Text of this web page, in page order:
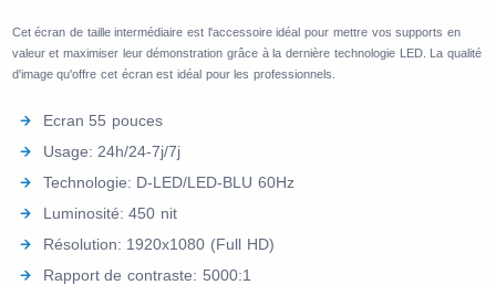
Cet écran de taille intermédiaire est l'accessoire idéal pour mettre vos supports en
valeur et maximiser leur démonstration grâce à la dernière technologie LED. La qualité
d'image qu'offre cet écran est idéal pour les professionnels.
Ecran 55 pouces
Usage: 24h/24-7j/7j
Technologie: D-LED/LED-BLU 60Hz
Luminosité: 450 nit
Résolution: 1920x1080 (Full HD)
Rapport de contraste: 5000:1